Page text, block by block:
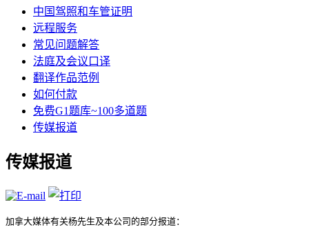
中国驾照和车管证明
远程服务
常见问题解答
法庭及会议口译
翻译作品范例
如何付款
免费G1题库~100多道题
传媒报道
传媒报道
加拿大媒体有关杨先生及本公司的部分报道：